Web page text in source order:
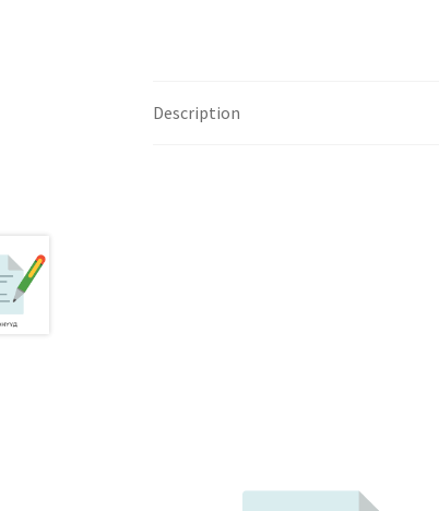
Description